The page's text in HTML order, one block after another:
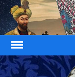
Skip
to
content